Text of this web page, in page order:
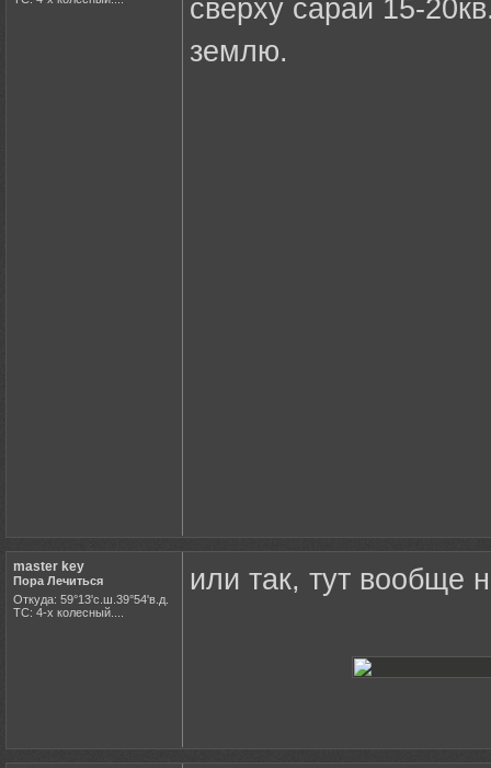
сверху сарай 15-
землю.
master key
Пора Лечиться
Откуда: 59°13'с.ш.39°54'в.д.
ТС: 4-х колесный....
или так, тут вообще